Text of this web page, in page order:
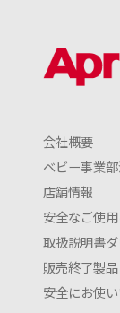
会社概要
ベビー事業
店舗情報
安全なご使
取扱説明書
販売終了製品
安全にお使